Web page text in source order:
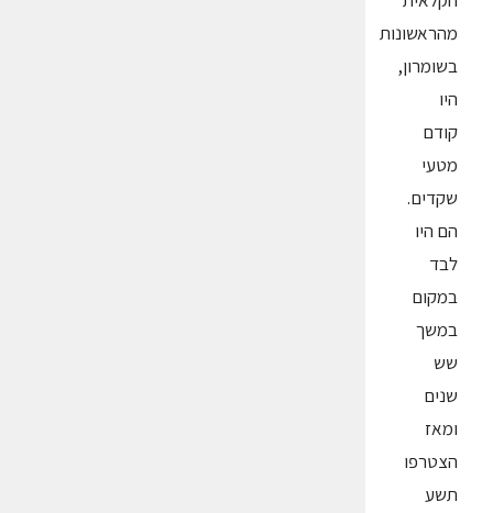
מהראשונות
בשומרון,
היו
קודם
מטעי
שקדים.
הם היו
לבד
במקום
במשך
שש
שנים
ומאז
הצטרפו
תשע